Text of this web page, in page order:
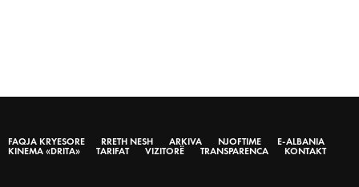
FAQJA KRYESORE RRETH NESH ARKIVA NJOFTIME
E-ALBANIA
KINEMA «DRITA»
TARIFAT VIZITORË TRANSPARENCA KONTAKT